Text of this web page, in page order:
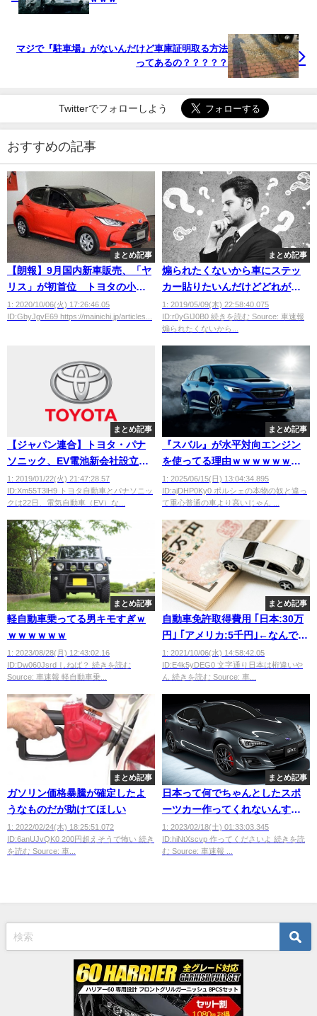
マジで『駐車場』がないんだけど車庫証明取る方法
ってあるの？？？？？
Twitterでフォローしよう
おすすめの記事
まとめ記事
【朗報】9月国内新車販売、「ヤ
リス」が初首位 トヨタの小型
車 軽以外は3年ぶり
1: 2020/10/06(火) 17:26:46.05
ID:GbyJgvE69 https://mainichi.jp/articles...
まとめ記事
煽られたくないから車にステッ
カー貼りたいんだけどどれがい
い？
1: 2019/05/09(木) 22:58:40.075
ID:r0yGlJ0B0 続きを読む Source: 車速報
煽られたくないから...
まとめ記事
【ジャパン連合】トヨタ・パナ
ソニック、EV電池新会社設立を
正式発表wwwwwwwwwwww
1: 2019/01/22(火) 21:47:28.57
ID:Xm55T3lH9 トヨタ自動車とパナソニッ
クは22日、電気自動車（EV）な...
まとめ記事
『スバル』が水平対向エンジン
を使ってる理由ｗｗｗｗｗｗｗ
ｗ
1: 2025/06/15(日) 13:04:34.895
ID:ajDHP0Ky0 ポルシェの本物の奴と違っ
て重心普通の車より高いじゃん ...
まとめ記事
軽自動車乗ってる男キモすぎｗ
ｗｗｗｗｗｗ
1: 2023/08/28(月) 12:43:02.16
ID:Dw060Jsrd しねば？ 続きを読む
Source: 車速報 軽自動車乗...
まとめ記事
自動車免許取得費用 ｢日本:30万
円｣ ｢アメリカ:5千円｣←なんでこ
うなるの？？
1: 2021/10/06(水) 14:58:42.05
ID:E4k5yDEG0 文字通り日本は桁違いや
ん 続きを読む Source: 車...
まとめ記事
ガソリン価格暴騰が確定したよ
うなものだが助けてほしい
1: 2022/02/24(木) 18:25:51.072
ID:6anUJvQK0 200円超えそうで怖い 続き
を読む Source: 車...
まとめ記事
日本って何でちゃんとしたスポ
ーツカー作ってくれないんす
か！
1: 2023/02/18(土) 01:33:03.345
ID:hiNtXscvp 作ってくださいよ 続きを読
む Source: 車速報 ...